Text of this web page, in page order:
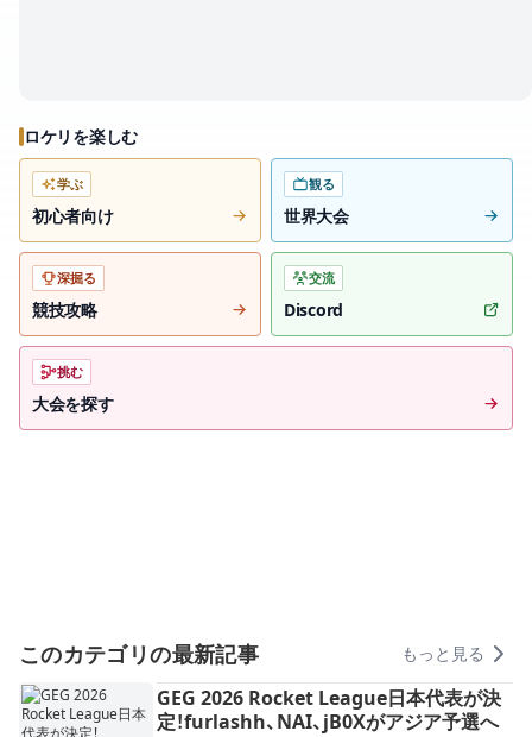
ロケリを楽しむ
学ぶ
初心者向け
観る
世界大会
深掘る
競技攻略
交流
Discord
挑む
大会を探す
このカテゴリの最新記事 もっと見る
GEG 2026 Rocket League日本代表が決
定！furlashh、NAI、jB0Xがアジア予選へ